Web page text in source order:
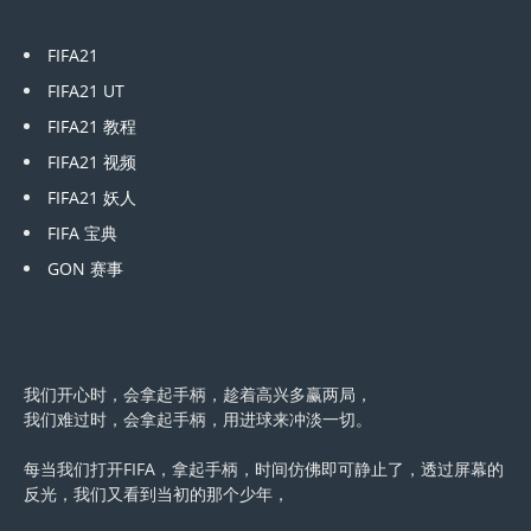
FIFA21
FIFA21 UT
FIFA21 教程
FIFA21 视频
FIFA21 妖人
FIFA 宝典
GON 赛事
我们开心时，会拿起手柄，趁着高兴多赢两局，
我们难过时，会拿起手柄，用进球来冲淡一切。
每当我们打开FIFA，拿起手柄，时间仿佛即可静止了，透过屏幕的
反光，我们又看到当初的那个少年，